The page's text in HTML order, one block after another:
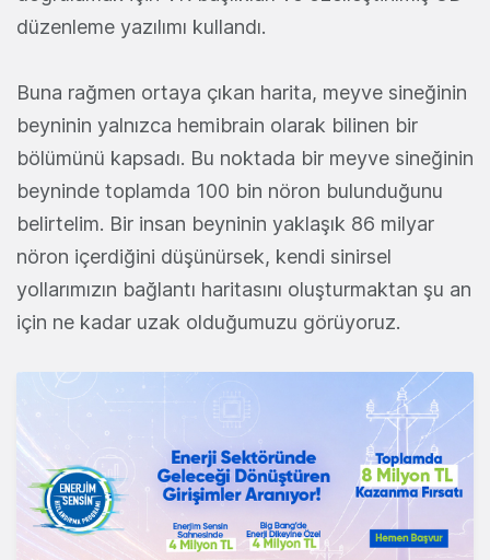
düzenleme yazılımı kullandı.
Buna rağmen ortaya çıkan harita, meyve sineğinin
beyninin yalnızca hemibrain olarak bilinen bir
bölümünü kapsadı. Bu noktada bir meyve sineğinin
beyninde toplamda 100 bin nöron bulunduğunu
belirtelim. Bir insan beyninin yaklaşık 86 milyar
nöron içerdiğini düşünürsek, kendi sinirsel
yollarımızın bağlantı haritasını oluşturmaktan şu an
için ne kadar uzak olduğumuzu görüyoruz.